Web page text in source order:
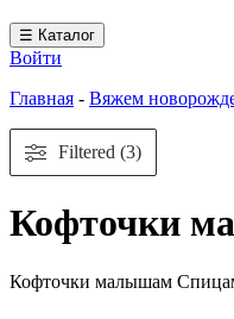
☰ Каталог
Войти
Главная - Вяжем
Filtered (3)
Кофточки
Кофточки малышам